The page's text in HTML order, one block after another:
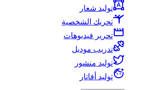
توليد شعار
تحريك الشخصية
تحرير فيديوهات
تدريب موديل
توليد منشور
توليد أفاتار